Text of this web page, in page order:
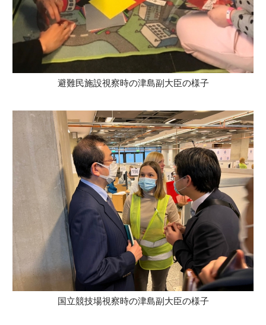
避難民施設視察時の津島副大臣の様子
国立競技場視察時の津島副大臣の様子